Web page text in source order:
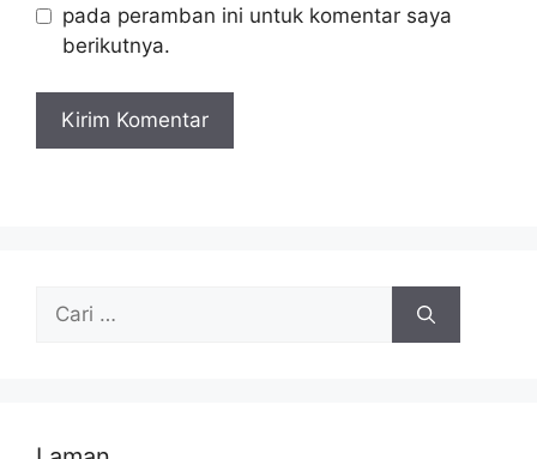
pada peramban ini untuk komentar saya
berikutnya.
Cari